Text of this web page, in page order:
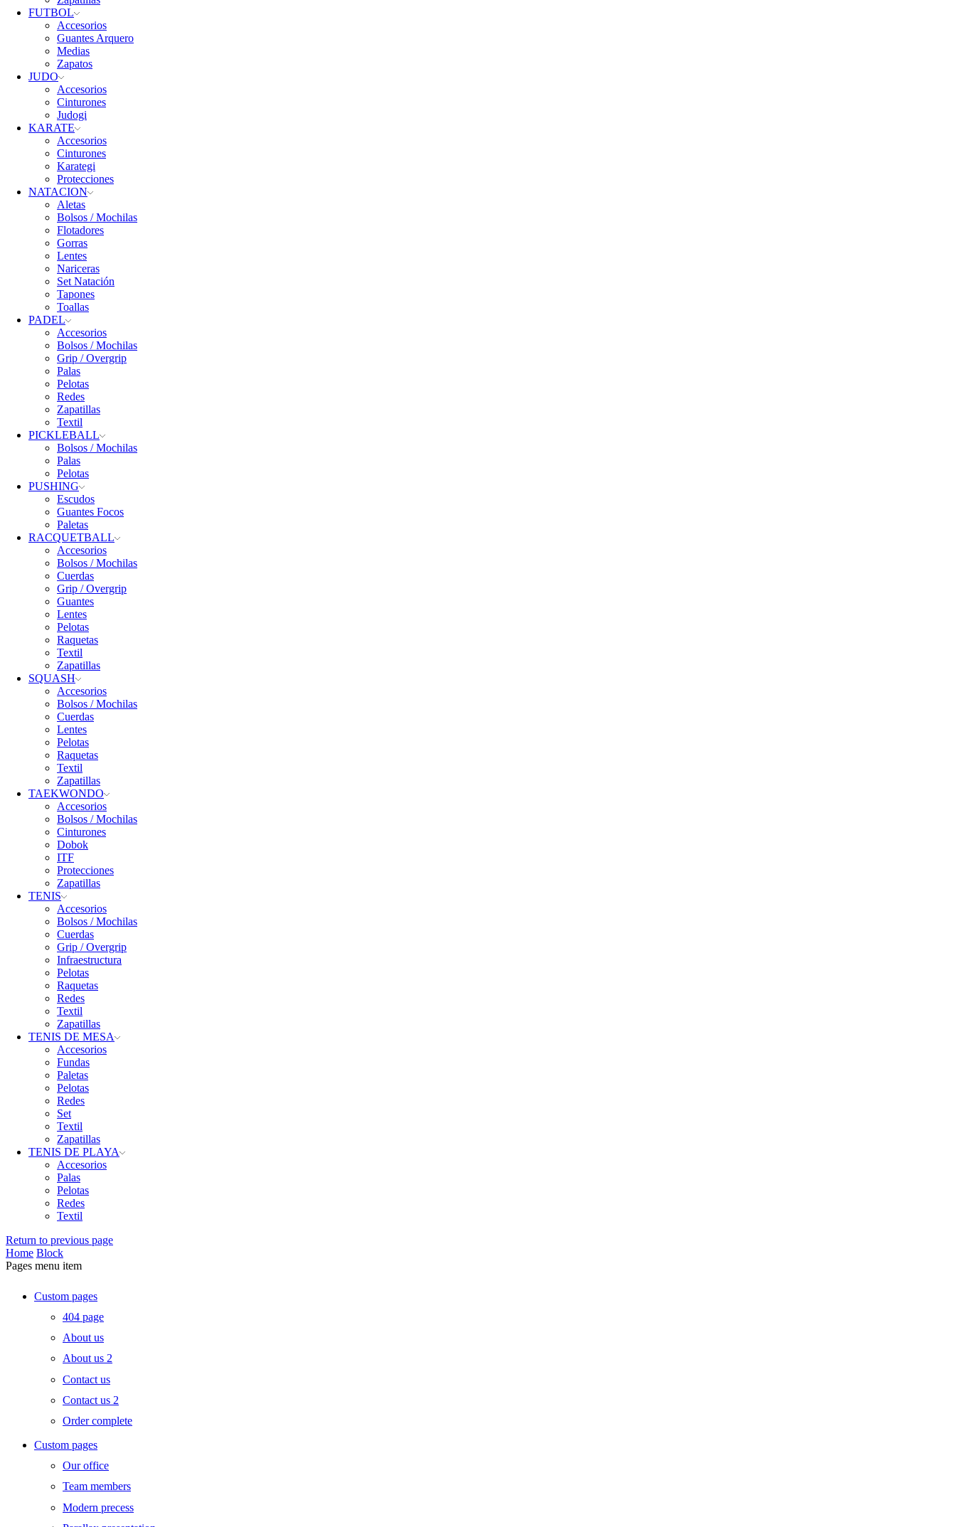
FUTBOL
Accesorios
Guantes Arquero
Medias
Zapatos
JUDO
Accesorios
Cinturones
Judogi
KARATE
Accesorios
Cinturones
Karategi
Protecciones
NATACION
Aletas
Bolsos / Mochilas
Flotadores
Gorras
Lentes
Nariceras
Set Natación
Tapones
Toallas
PADEL
Accesorios
Bolsos / Mochilas
Grip / Overgrip
Palas
Pelotas
Redes
Zapatillas
Textil
PICKLEBALL
Bolsos / Mochilas
Palas
Pelotas
PUSHING
Escudos
Guantes Focos
Paletas
RACQUETBALL
Accesorios
Bolsos / Mochilas
Cuerdas
Grip / Overgrip
Guantes
Lentes
Pelotas
Raquetas
Textil
Zapatillas
SQUASH
Accesorios
Bolsos / Mochilas
Cuerdas
Lentes
Pelotas
Raquetas
Textil
Zapatillas
TAEKWONDO
Accesorios
Bolsos / Mochilas
Cinturones
Dobok
ITF
Protecciones
Zapatillas
TENIS
Accesorios
Bolsos / Mochilas
Cuerdas
Grip / Overgrip
Infraestructura
Pelotas
Raquetas
Redes
Textil
Zapatillas
TENIS DE MESA
Accesorios
Fundas
Paletas
Pelotas
Redes
Set
Textil
Zapatillas
TENIS DE PLAYA
Accesorios
Palas
Pelotas
Redes
Textil
Return to previous page
Home Block
Pages menu item
Custom pages
404 page
About us
About us 2
Contact us
Contact us 2
Order complete
Custom pages
Our office
Team members
Modern precess